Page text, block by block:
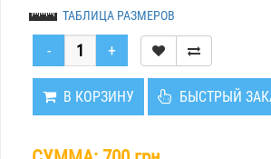
ТАБЛИЦА РАЗМЕРОВ
В КОРЗИНУ БЫСТРЫЙ